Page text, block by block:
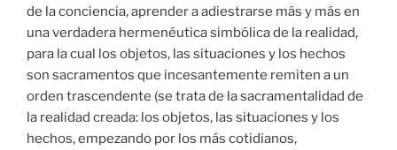
de la conciencia, aprender a adiestrarse más y más en
una verdadera hermenéutica simbólica de la realidad,
para la cual los objetos, las situaciones y los hechos
son sacramentos que incesantemente remiten a un
orden trascendente (se trata de la sacramentalidad de
la realidad creada: los objetos, las situaciones y los
hechos, empezando por los más cotidianos,